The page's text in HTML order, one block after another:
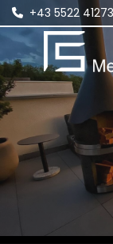
 +43 5522 41273